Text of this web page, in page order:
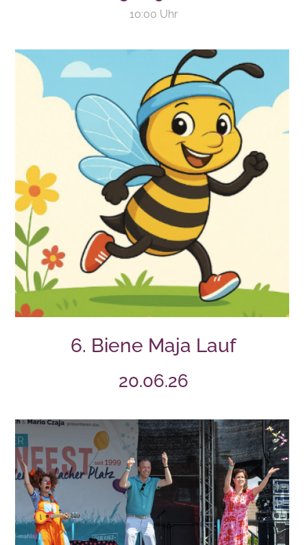
10:00 Uhr
6. Biene Maja Lauf
20.06.26